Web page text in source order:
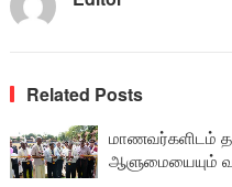
Related Posts
மாணவர்களிடம்
ஆளுமையையும்